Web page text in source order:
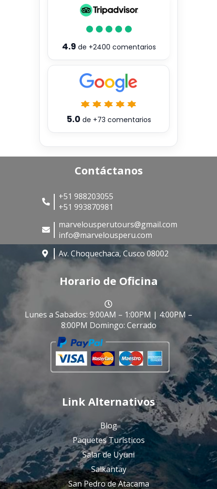
4.9de +2400 comentarios
5.0de +73 comentarios
Contáctanos
+51 988203055
+51 993870981
marvelousperutours@gmail.com
info@marvelousperu.com
Av. Choquechaca, Cusco 08002
Horario de Oficina
Lunes a Sabados: 9:00AM – 1:00PM | 4:00PM –
8:00PM Domingo: Cerrado
Link Alternativos
Blog
Paquetes Turísticos
Salar de Uyuni
Salkantay
San Pedro de Atacama